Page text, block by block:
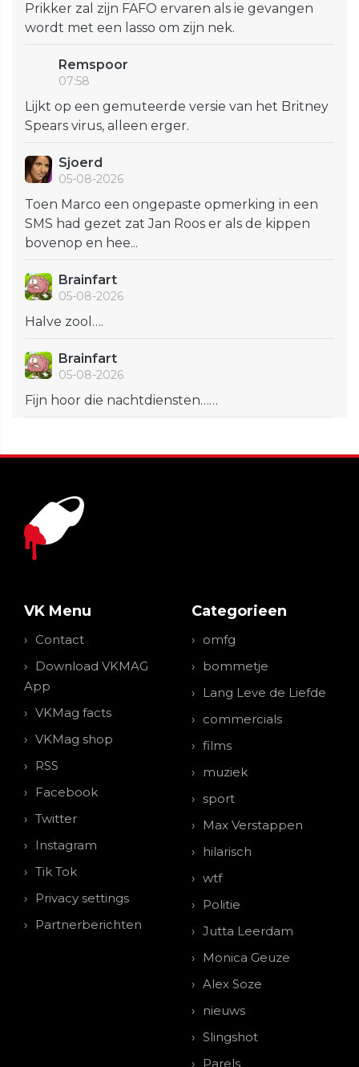
Prikker zal zijn FAFO ervaren als ie gevangen
wordt met een lasso om zijn nek.
Remspoor
07:58
Lijkt op een gemuteerde versie van het Britney
Spears virus, alleen erger.
Sjoerd
05-08-2026
Toen Marco een ongepaste opmerking in een
SMS had gezet zat Jan Roos er als de kippen
bovenop en hee...
Brainfart
05-08-2026
Halve zool….
Brainfart
05-08-2026
Fijn hoor die nachtdiensten……
VK Menu
Contact
Download VKMAG
App
VKMag facts
VKMag shop
RSS
Facebook
Twitter
Instagram
Tik Tok
Privacy settings
Partnerberichten
Categorieen
omfg
bommetje
Lang Leve de Liefde
commercials
films
muziek
sport
Max Verstappen
hilarisch
wtf
Politie
Jutta Leerdam
Monica Geuze
Alex Soze
nieuws
Slingshot
Parels